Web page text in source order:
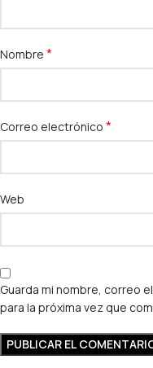
Nombre *
Correo electrónico *
Web
Guarda mi nombre, correo
para la próxima vez que